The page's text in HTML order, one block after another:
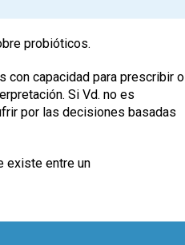
probióticos.
con capacidad para prescribir o
Si Vd. no es
por las decisiones basadas
existe entre un